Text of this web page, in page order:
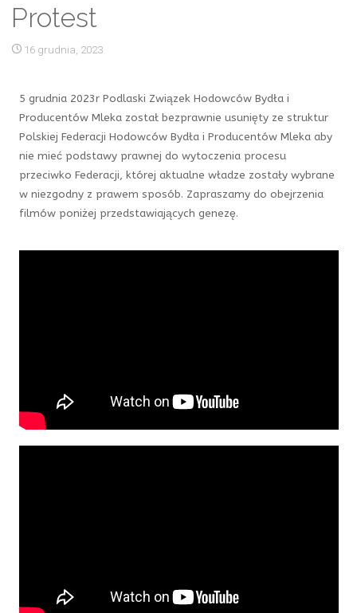
Protest
16 grudnia, 2023
5 grudnia 2023r Podlaski Związek Hodowców Bydła i
Producentów Mleka został bezprawnie usunięty ze struktur
Polskiej Federacji Hodowców Bydła i Producentów Mleka aby
nie mieć podstawy prawnej do wytoczenia procesu
przeciwko Federacji, której aktualne władze zostały wybrane
w niezgodny z prawem sposób. Zapraszamy do obejrzenia
filmów poniżej przedstawiających genezę.